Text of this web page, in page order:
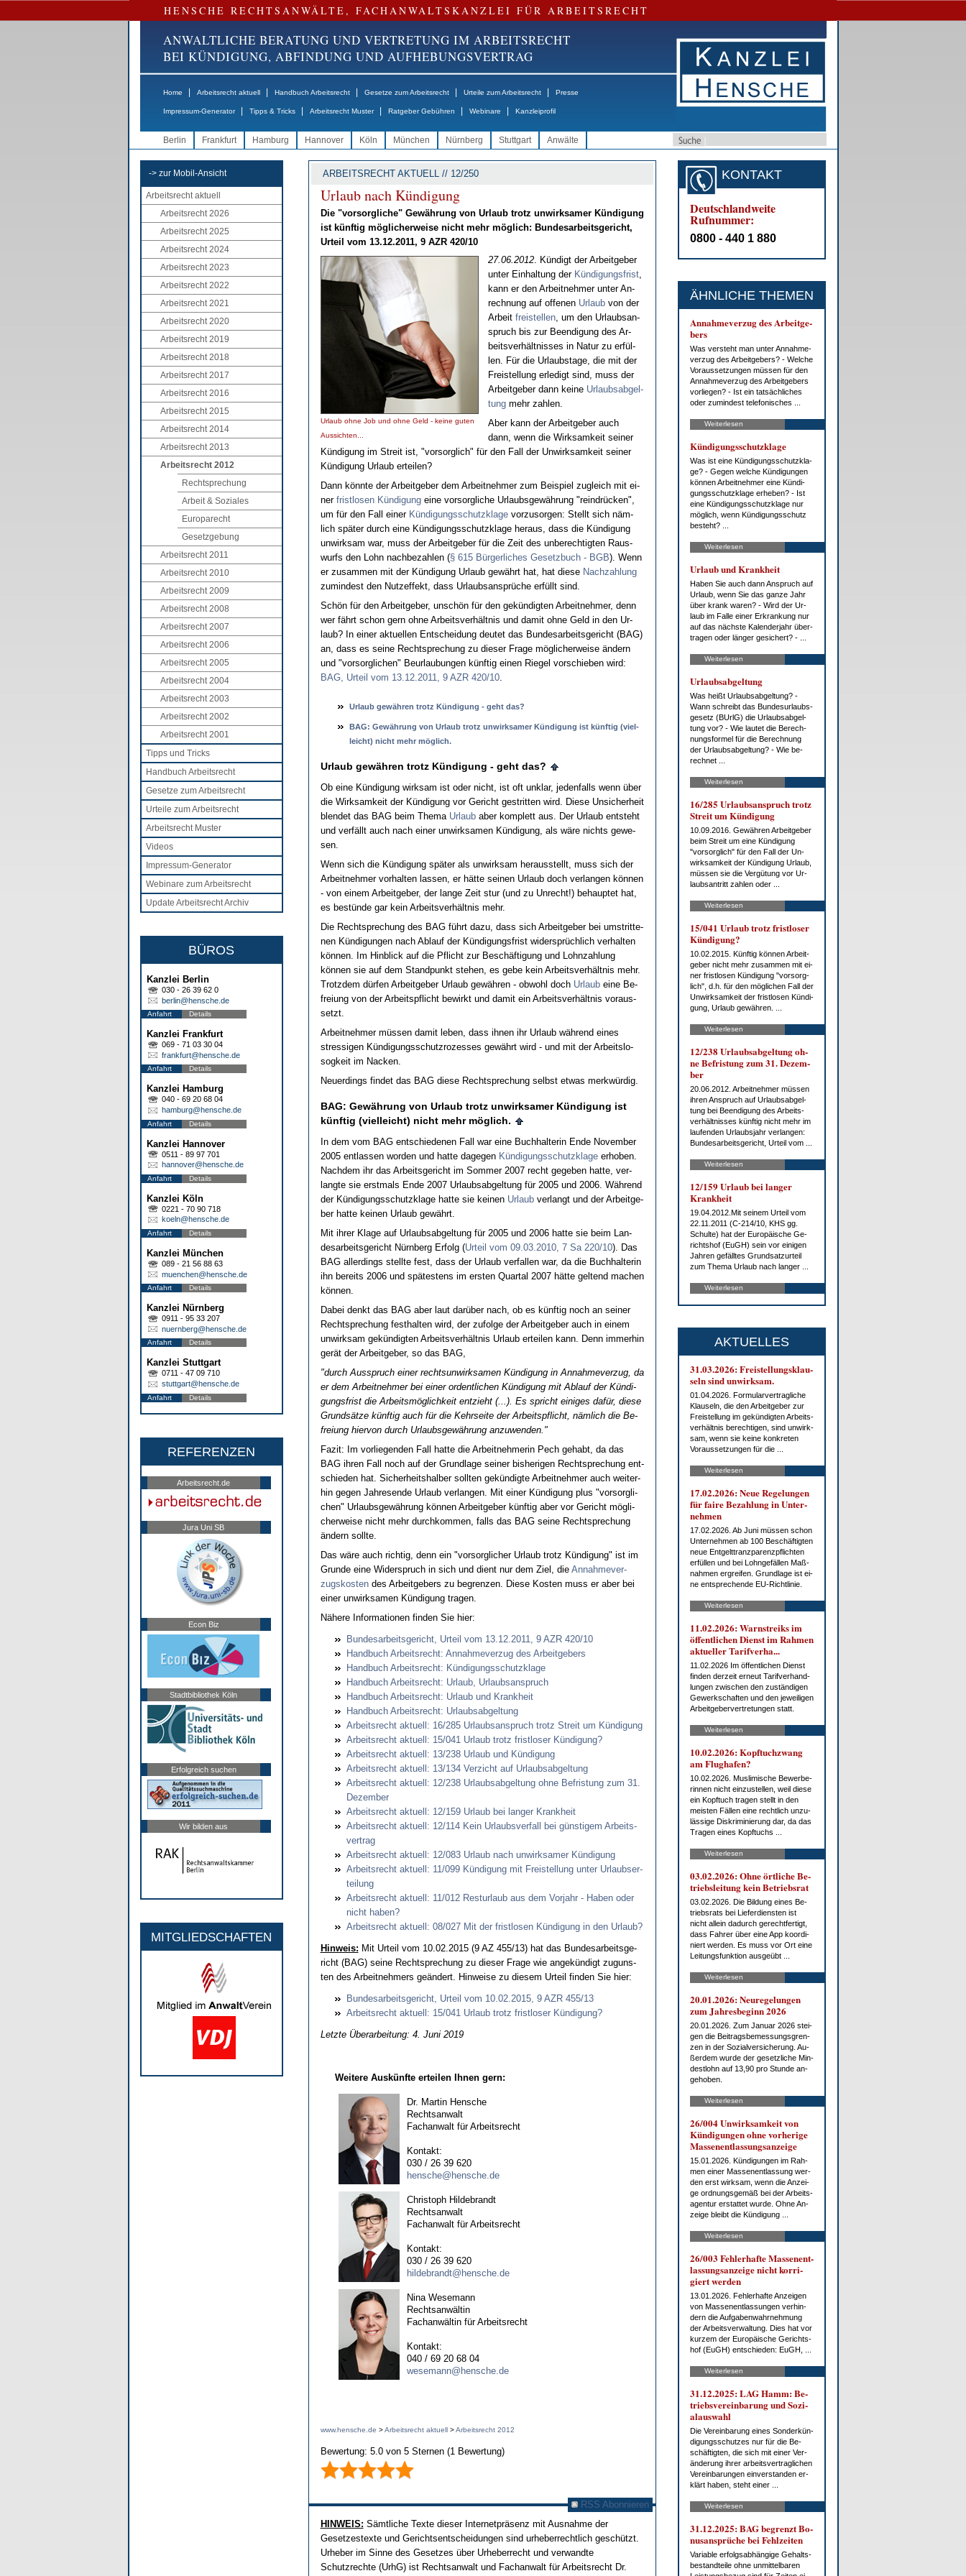
HENSCHE RECHTSANWÄLTE, FACHANWALTSKANZLEI FÜR ARBEITSRECHT
ANWALTLICHE BERATUNG UND VERTRETUNG IM ARBEITSRECHT
BEI KÜNDIGUNG, ABFINDUNG UND AUFHEBUNGSVERTRAG
Home Arbeitsrecht aktuell Handbuch Arbeitsrecht Gesetze zum Arbeitsrecht Urteile zum Arbeitsrecht Presse
Impressum-Generator Tipps & Tricks Arbeitsrecht Muster Ratgeber Gebühren Webinare Kanzleiprofil
Berlin Frankfurt Hamburg Hannover Köln München Nürnberg Stuttgart Anwälte
-> zur Mobil-Ansicht
Arbeitsrecht aktuell
Arbeitsrecht 2026
Arbeitsrecht 2025
Arbeitsrecht 2024
Arbeitsrecht 2023
Arbeitsrecht 2022
Arbeitsrecht 2021
Arbeitsrecht 2020
Arbeitsrecht 2019
Arbeitsrecht 2018
Arbeitsrecht 2017
Arbeitsrecht 2016
Arbeitsrecht 2015
Arbeitsrecht 2014
Arbeitsrecht 2013
Arbeitsrecht 2012
Rechtsprechung
Arbeit & Soziales
Europarecht
Gesetzgebung
Arbeitsrecht 2011
Arbeitsrecht 2010
Arbeitsrecht 2009
Arbeitsrecht 2008
Arbeitsrecht 2007
Arbeitsrecht 2006
Arbeitsrecht 2005
Arbeitsrecht 2004
Arbeitsrecht 2003
Arbeitsrecht 2002
Arbeitsrecht 2001
Tipps und Tricks
Handbuch Arbeitsrecht
Gesetze zum Arbeitsrecht
Urteile zum Arbeitsrecht
Arbeitsrecht Muster
Videos
Impressum-Generator
Webinare zum Arbeitsrecht
Update Arbeitsrecht Archiv
BÜROS
Kanzlei Berlin
030 - 26 39 62 0
berlin@hensche.de
Anfahrt Details
Kanzlei Frankfurt
069 - 71 03 30 04
frankfurt@hensche.de
Anfahrt Details
Kanzlei Hamburg
040 - 69 20 68 04
hamburg@hensche.de
Anfahrt Details
Kanzlei Hannover
0511 - 89 97 701
hannover@hensche.de
Anfahrt Details
Kanzlei Köln
0221 - 70 90 718
koeln@hensche.de
Anfahrt Details
Kanzlei München
089 - 21 56 88 63
muenchen@hensche.de
Anfahrt Details
Kanzlei Nürnberg
0911 - 95 33 207
nuernberg@hensche.de
Anfahrt Details
Kanzlei Stuttgart
0711 - 47 09 710
stuttgart@hensche.de
Anfahrt Details
REFERENZEN
Arbeitsrecht.de
Jura Uni SB
Econ Biz
Stadtbibliothek Köln
Erfolgreich suchen
Wir bilden aus
MITGLIEDSCHAFTEN
ARBEITSRECHT AKTUELL // 12/250
Ur­laub nach Kün­di­gung
Die "vor­sorg­li­che" Ge­wäh­rung von Ur­laub trotz un­wirk­sa­mer Kün­di­gung
ist künf­tig mög­li­cher­wei­se nicht mehr mög­lich: Bun­des­ar­beits­ge­richt,
Ur­teil vom 13.12.2011, 9 AZR 420/10
Ur­laub oh­ne Job und oh­ne Geld - kei­ne gu­ten
Aus­sich­ten...
27.06.2012. Kün­digt der Ar­beit­ge­ber
un­ter Ein­hal­tung der Kün­di­gungs­frist,
kann er den Ar­beit­neh­mer un­ter An­
rech­nung auf of­fe­nen Ur­laubvon der
Ar­beit frei­stel­len, um den Ur­laubs­an­
spruch bis zur Be­en­di­gung des Ar­
beits­ver­hält­nis­ses in Na­tur zu er­fül­
len. Für die Ur­laubs­ta­ge, die mit der
Frei­stel­lung er­le­digt sind, muss der
Ar­beit­ge­ber dann kei­ne Ur­laubs­ab­gel­
tungmehr zah­len.
Aber kann der Ar­beit­ge­ber auch
dann, wenn die Wirk­sam­keit sei­ner
Kün­di­gung im Streit ist, "vor­sorg­lich" für den Fall der Un­wirk­sam­keit sei­ner
Kün­di­gung Ur­laub er­tei­len?
Dann könn­te der Ar­beit­ge­ber dem Ar­beit­neh­mer zum Bei­spiel zu­gleich mit ei­
ner frist­lo­sen Kün­di­gungei­ne vor­sorg­li­che Ur­laubs­ge­wäh­rung "rein­drü­cken",
um für den Fall ei­ner Kün­di­gungs­schutz­kla­gevor­zu­sor­gen: Stellt sich näm­
lich spä­ter durch ei­ne Kün­di­gungs­schutz­kla­ge her­aus, dass die Kün­di­gung
un­wirk­sam war, muss der Ar­beit­ge­ber für die Zeit des un­be­rech­tig­ten Raus­
wurfs den Lohn nach­be­zah­len (§ 615 Bür­ger­li­ches Ge­setz­buch - BGB). Wenn
er zu­sam­men mit der Kün­di­gung Ur­laub ge­währt hat, hat die­se Nach­zah­lung
zu­min­dest den Nutz­ef­fekt, dass Ur­laubs­an­sprü­che er­füllt sind.
Schön für den Ar­beit­ge­ber, un­schön für den ge­kün­dig­ten Ar­beit­neh­mer, denn
wer fährt schon gern oh­ne Ar­beits­ver­hält­nis und da­mit oh­ne Geld in den Ur­
laub? In ei­ner ak­tu­el­len Ent­schei­dung deu­tet das Bun­des­ar­beits­ge­richt (BAG)
an, dass es sei­ne Recht­spre­chung zu die­ser Fra­ge mög­li­cher­wei­se än­dern
und "vor­sorg­li­chen" Be­ur­lau­bun­gen künf­tig ei­nen Rie­gel vor­schie­ben wird:
BAG, Ur­teil vom 13.12.2011, 9 AZR 420/10.
Ur­laub gewähren trotz Kündi­gung - geht das?
BAG: Gewährung von Ur­laub trotz un­wirk­sa­mer Kündi­gung ist künf­tig (viel­
leicht) nicht mehr möglich.
Ur­laub gewähren trotz Kündi­gung - geht das?
Ob ei­ne Kündi­gung wirk­sam ist oder nicht, ist oft un­klar, je­den­falls wenn über
die Wirk­sam­keit der Kündi­gung vor Ge­richt ge­strit­ten wird. Die­se Un­si­cher­heit
blen­det das BAG beim The­ma Ur­laubaber kom­plett aus. Der Ur­laub ent­steht
und verfällt auch nach ei­ner un­wirk­sa­men Kündi­gung, als wäre nichts ge­we­
sen.
Wenn sich die Kündi­gung später als un­wirk­sam her­aus­stellt, muss sich der
Ar­beit­neh­mer vor­hal­ten las­sen, er hätte sei­nen Ur­laub doch ver­lan­gen können
- von ei­nem Ar­beit­ge­ber, der lan­ge Zeit stur (und zu Un­recht!) be­haup­tet hat,
es bestünde gar kein Ar­beits­verhält­nis mehr.
Die Recht­spre­chung des BAG führt da­zu, dass sich Ar­beit­ge­ber bei um­strit­te­
nen Kündi­gun­gen nach Ab­lauf der Kündi­gungs­frist wi­dersprüchlich ver­hal­ten
können. Im Hin­blick auf die Pflicht zur Beschäfti­gung und Lohn­zah­lung
können sie auf dem Stand­punkt ste­hen, es ge­be kein Ar­beits­verhält­nis mehr.
Trotz­dem dürfen Ar­beit­ge­ber Ur­laub gewähren - ob­wohl doch Ur­laubei­ne Be­
frei­ung von der Ar­beits­pflicht be­wirkt und da­mit ein Ar­beits­verhält­nis vor­aus­
setzt.
Ar­beit­neh­mer müssen da­mit le­ben, dass ih­nen ihr Ur­laub während ei­nes
stres­si­gen Kündi­gungs­schutz­ro­zes­ses gewährt wird - und mit der Ar­beits­lo­
sog­keit im Na­cken.
Neu­er­dings fin­det das BAG die­se Recht­spre­chung selbst et­was merkwürdig.
BAG: Gewährung von Ur­laub trotz un­wirk­sa­mer Kündi­gung ist
künf­tig (viel­leicht) nicht mehr möglich.
In dem vom BAG ent­schie­de­nen Fall war ei­ne Buch­hal­te­rin En­de No­vem­ber
2005 ent­las­sen wor­den und hat­te da­ge­gen Kündi­gungs­schutz­kla­geer­ho­ben.
Nach­dem ihr das Ar­beits­ge­richt im Som­mer 2007 recht ge­ge­ben hat­te, ver­
lang­te sie erst­mals En­de 2007 Ur­laubs­ab­gel­tung für 2005 und 2006. Während
der Kündi­gungs­schutz­kla­ge hat­te sie kei­nen Ur­laubver­langt und der Ar­beit­ge­
ber hat­te kei­nen Ur­laub gewährt.
Mit ih­rer Kla­ge auf Ur­laubs­ab­gel­tung für 2005 und 2006 hat­te sie beim Lan­
des­ar­beits­ge­richt Nürn­berg Er­folg (Ur­teil vom 09.03.2010, 7 Sa 220/10). Das
BAG al­ler­dings stell­te fest, dass der Ur­laub ver­fal­len war, da die Buch­hal­te­rin
ihn be­reits 2006 und spätes­tens im ers­ten Quar­tal 2007 hätte gel­tend ma­chen
können.
Da­bei denkt das BAG aber laut darüber nach, ob es künf­tig noch an sei­ner
Recht­spre­chung fest­hal­ten wird, der zu­fol­ge der Ar­beit­ge­ber auch in ei­nem
un­wirk­sam gekündig­ten Ar­beits­verhält­nis Ur­laub er­tei­len kann. Denn im­mer­hin
gerät der Ar­beit­ge­ber, so das BAG,
"durch Aus­spruch ei­ner rechts­un­wirk­sa­men Kündi­gung in An­nah­me­ver­zug, da
er dem Ar­beit­neh­mer bei ei­ner or­dent­li­chen Kündi­gung mit Ab­lauf der Kündi­
gungs­frist die Ar­beitsmöglich­keit ent­zieht (...). Es spricht ei­ni­ges dafür, die­se
Grundsätze künf­tig auch für die Kehr­sei­te der Ar­beits­pflicht, nämlich die Be­
frei­ung hier­von durch Ur­laubs­gewährung an­zu­wen­den."
Fa­zit: Im vor­lie­gen­den Fall hat­te die Ar­beit­neh­me­rin Pech ge­habt, da das
BAG ih­ren Fall noch auf der Grund­la­ge sei­ner bis­he­ri­gen Recht­spre­chung ent­
schie­den hat. Si­cher­heits­hal­ber soll­ten gekündig­te Ar­beit­neh­mer auch wei­ter­
hin ge­gen Jah­res­en­de Ur­laub ver­lan­gen. Mit ei­ner Kündi­gung plus "vor­sorg­li­
chen" Ur­laubs­gewährung können Ar­beit­ge­ber künf­tig aber vor Ge­richt mögli­
cher­wei­se nicht mehr durch­kom­men, falls das BAG sei­ne Recht­spre­chung
ändern soll­te.
Das wäre auch rich­tig, denn ein "vor­sorg­li­cher Ur­laub trotz Kündi­gung" ist im
Grun­de ei­ne Wi­der­spruch in sich und dient nur dem Ziel, die An­nah­me­ver­
zugs­kos­tendes Ar­beit­ge­bers zu be­gren­zen. Die­se Kos­ten muss er aber bei
ei­ner un­wirk­sa­men Kündi­gung tra­gen.
Nähe­re In­for­ma­tio­nen fin­den Sie hier:
Bun­des­ar­beits­ge­richt, Ur­teil vom 13.12.2011, 9 AZR 420/10
Hand­buch Ar­beits­recht: An­nah­me­ver­zug des Ar­beit­ge­bers
Hand­buch Ar­beits­recht: Kündi­gungs­schutz­kla­ge
Hand­buch Ar­beits­recht: Ur­laub, Ur­laubs­an­spruch
Hand­buch Ar­beits­recht: Ur­laub und Krank­heit
Hand­buch Ar­beits­recht: Ur­laubs­ab­gel­tung
Ar­beits­recht ak­tu­ell: 16/285 Ur­laubs­an­spruch trotz Streit um Kündi­gung
Ar­beits­recht ak­tu­ell: 15/041 Ur­laub trotz frist­lo­ser Kündi­gung?
Ar­beits­recht ak­tu­ell: 13/238 Ur­laub und Kündi­gung
Ar­beits­recht ak­tu­ell: 13/134 Ver­zicht auf Ur­laubs­ab­gel­tung
Ar­beits­recht ak­tu­ell: 12/238 Ur­laubs­ab­gel­tung oh­ne Be­fris­tung zum 31.
De­zem­ber
Ar­beits­recht ak­tu­ell: 12/159 Ur­laub bei lan­ger Krank­heit
Ar­beits­recht ak­tu­ell: 12/114 Kein Ur­laubs­ver­fall bei güns­ti­gem Ar­beits­
ver­trag
Ar­beits­recht ak­tu­ell: 12/083 Ur­laub nach un­wirk­sa­mer Kündi­gung
Ar­beits­recht ak­tu­ell: 11/099 Kündi­gung mit Frei­stel­lung un­ter Ur­laubser­
tei­lung
Ar­beits­recht ak­tu­ell: 11/012 Rest­ur­laub aus dem Vor­jahr - Ha­ben oder
nicht ha­ben?
Ar­beits­recht ak­tu­ell: 08/027 Mit der frist­lo­sen Kündi­gung in den Ur­laub?
Hin­weis: Mit Ur­teil vom 10.02.2015 (9 AZ 455/13) hat das Bun­des­ar­beits­ge­
richt (BAG) sei­ne Recht­spre­chung zu die­ser Fra­ge wie an­gekündigt zu­guns­
ten des Ar­beit­neh­mers geändert. Hin­wei­se zu die­sem Ur­teil fin­den Sie hier:
Bun­des­ar­beits­ge­richt, Ur­teil vom 10.02.2015, 9 AZR 455/13
Ar­beits­recht ak­tu­ell: 15/041 Ur­laub trotz frist­lo­ser Kündi­gung?
Letzte Überarbeitung: 4. Juni 2019
Weitere Auskünfte erteilen Ihnen gern:
Dr. Martin Hensche
Rechtsanwalt
Fachanwalt für Arbeitsrecht
Kontakt:
030 / 26 39 620
hensche@hensche.de
Christoph Hildebrandt
Rechtsanwalt
Fachanwalt für Arbeitsrecht
Kontakt:
030 / 26 39 620
hildebrandt@hensche.de
Nina Wesemann
Rechtsanwältin
Fachanwältin für Arbeitsrecht
Kontakt:
040 / 69 20 68 04
wesemann@hensche.de
www.hensche.de >Arbeitsrecht aktuell >Arbeitsrecht 2012
Bewertung: 5.0von 5Sternen(1Bewertung)
RSS Abonnieren
HINWEIS: Sämtliche Texte dieser Internetpräsenz mit Ausnahme der
Gesetzestexte und Gerichtsentscheidungen sind urheberrechtlich geschützt.
Urheber im Sinne des Gesetzes über Urheberrecht und verwandte
Schutzrechte (UrhG) ist Rechtsanwalt und Fachanwalt für Arbeitsrecht Dr.
KONTAKT
Deutschlandweite
Rufnummer:
0800 - 440 1 880
ÄHNLICHE THEMEN
An­nah­me­ver­zug des Ar­beit­ge­
bers
Was ver­steht man un­ter An­nah­me­
ver­zug des Ar­beit­ge­bers? - Wel­che
Vor­aus­set­zun­gen müs­sen für den
An­nah­me­ver­zug des Ar­beit­ge­bers
vor­lie­gen? - Ist ein tat­säch­li­ches
oder zu­min­dest te­le­fo­ni­sches ...
Weiterlesen
Kün­di­gungs­schutz­kla­ge
Was ist ei­ne Kün­di­gungs­schutz­kla­
ge? - Ge­gen wel­che Kün­di­gun­gen
kön­nen Ar­beit­neh­mer ei­ne Kün­di­
gungs­schutz­kla­ge er­he­ben? - Ist
ei­ne Kün­di­gungs­schutz­kla­ge nur
mög­lich, wenn Kün­di­gungs­schutz
be­steht? ...
Weiterlesen
Ur­laub und Krank­heit
Ha­ben Sie auch dann An­spruch auf
Ur­laub, wenn Sie das gan­ze Jahr
über krank wa­ren? - Wird der Ur­
laub im Fal­le ei­ner Er­kran­kung nur
auf das nächs­te Ka­len­der­jahr über­
tra­gen oder län­ger ge­si­chert? - ...
Weiterlesen
Ur­laubs­ab­gel­tung
Was heißt Ur­laubs­ab­gel­tung? -
Wann schreibt das Bun­des­ur­laubs­
ge­setz (BUrlG) die Ur­laubs­ab­gel­
tung vor? - Wie lau­tet die Be­rech­
nungs­for­mel für die Be­rech­nung
der Ur­laubs­ab­gel­tung? - Wie be­
rech­net ...
Weiterlesen
16/285 Ur­laubs­an­spruch trotz
Streit um Kün­di­gung
10.09.2016. Ge­wäh­ren Ar­beit­ge­ber
beim Streit um ei­ne Kün­di­gung
"vor­sorg­lich" für den Fall der Un­
wirk­sam­keit der Kün­di­gung Ur­laub,
müs­sen sie die Ver­gü­tung vor Ur­
laubs­an­tritt zah­len oder ...
Weiterlesen
15/041 Ur­laub trotz frist­lo­ser
Kün­di­gung?
10.02.2015. Künf­tig kön­nen Ar­beit­
ge­ber nicht mehr zu­sam­men mit ei­
ner frist­lo­sen Kün­di­gung "vor­sorg­
lich", d.h. für den mög­li­chen Fall der
Un­wirk­sam­keit der frist­lo­sen Kün­di­
gung, Ur­laub ge­wäh­ren. ...
Weiterlesen
12/238 Ur­laubs­ab­gel­tung oh­
ne Be­fris­tung zum 31. De­zem­
ber
20.06.2012. Ar­beit­neh­mer müs­sen
ih­ren An­spruch auf Ur­laubs­ab­gel­
tung bei Be­en­di­gung des Ar­beits­
ver­hält­nis­ses künf­tig nicht mehr im
lau­fen­den Ur­laubs­jahr ver­lan­gen:
Bun­des­ar­beits­ge­richt, Ur­teil vom ...
Weiterlesen
12/159 Ur­laub bei lan­ger
Krank­heit
19.04.2012.Mit sei­nem Ur­teil vom
22.11.2011 (C-214/10, KHS gg.
Schul­te) hat der Eu­ro­päi­sche Ge­
richts­hof (EuGH) sein vor ei­ni­gen
Jah­ren ge­fäll­tes Grund­satz­ur­teil
zum The­ma Ur­laub nach lan­ger ...
Weiterlesen
AKTUELLES
31.03.2026: Frei­stel­lungs­klau­
seln sind un­wirk­sam.
01.04.2026. For­mu­lar­ver­trag­li­che
Klau­seln, die den Ar­beit­ge­ber zur
Frei­stel­lung im ge­kün­dig­ten Ar­beits­
ver­hält­nis be­rech­ti­gen, sind un­wirk­
sam, wenn sie kei­ne kon­kre­ten
Vor­aus­set­zun­gen für die ...
Weiterlesen
17.02.2026: Neue Re­ge­lun­gen
für fai­re Be­zah­lung in Un­ter­
neh­men
17.02.2026. Ab Ju­ni müs­sen schon
Un­ter­neh­men ab 100 Be­schäf­tig­ten
neue Ent­gelt­tranz­pa­renz­pflich­ten
er­fül­len und bei Lohn­ge­fäl­len Maß­
nah­men er­grei­fen. Grund­la­ge ist ei­
ne ent­spre­chen­de EU-Richt­li­nie.
Weiterlesen
11.02.2026: Warn­streiks im
öf­fent­li­chen Dienst im Rah­men
ak­tu­el­ler Ta­rif­ver­ha...
11.02.2026 Im öf­fent­li­chen Dienst
fin­den der­zeit er­neut Ta­rif­ver­hand­
lun­gen zwi­schen den zu­stän­di­gen
Ge­werk­schaf­ten und den je­wei­li­gen
Ar­beit­ge­ber­ver­tre­tun­gen statt.
Weiterlesen
10.02.2026: Kopf­tuch­zwang
am Flug­ha­fen?
10.02.2026. Mus­li­mi­sche Be­wer­be­
rin­nen nicht ein­zu­stel­len, weil die­se
ein Kopf­tuch tra­gen stellt in den
meis­ten Fäl­len ei­ne recht­lich un­zu­
läs­si­ge Dis­kri­mi­nie­rung dar, da das
Tra­gen ei­nes Kopf­tuchs ...
Weiterlesen
03.02.2026: Oh­ne ört­li­che Be­
triebs­lei­tung kein Be­triebs­rat
03.02.2026. Die Bil­dung ei­nes Be­
triebs­rats bei Lie­fer­diens­ten ist
nicht al­lein da­durch ge­recht­fer­tigt,
dass Fah­rer über ei­ne App ko­or­di­
niert wer­den. Es muss vor Ort ei­ne
Lei­tungs­funk­ti­on aus­ge­übt ...
Weiterlesen
20.01.2026: Neu­re­ge­lun­gen
zum Jah­res­be­ginn 2026
20.01.2026. Zum Ja­nu­ar 2026 stei­
gen die Bei­trags­be­mes­sungs­gren­
zen in der So­zi­al­ver­si­che­rung. Au­
ßer­dem wur­de der ge­setz­li­che Min­
dest­lohn auf 13,90 pro St­un­de an­
ge­ho­ben.
Weiterlesen
26/004 Un­wirk­sam­keit von
Kün­di­gun­gen oh­ne vor­he­ri­ge
Mas­sen­ent­las­sungs­an­zei­ge
15.01.2026. Kün­di­gun­gen im Rah­
men ei­ner Mas­sen­ent­las­sung wer­
den erst wirk­sam, wenn die An­zei­
ge ord­nungs­ge­mäß bei der Ar­beits­
agen­tur er­stat­tet wur­de. Oh­ne An­
zei­ge bleibt die Kün­di­gung ...
Weiterlesen
26/003 Feh­ler­haf­te Mas­sen­ent­
las­sungs­an­zei­ge nicht kor­ri­
giert wer­den
13.01.2026. Feh­ler­haf­te An­zei­gen
von Mas­sen­ent­las­sun­gen ver­hin­
dern die Auf­ga­ben­wahr­neh­mung
der Ar­beits­ver­wal­tung. Dies hat vor
kur­zem der Eu­ro­päi­sche Ge­richts­
hof (EuGH) ent­schie­den: EuGH, ...
Weiterlesen
31.12.2025: LAG Hamm: Be­
triebs­ver­ein­ba­rung und So­zi­
al­aus­wahl
Die Ver­ein­ba­rung ei­nes Son­der­kün­
di­gungs­schut­zes nur für die Be­
schäf­tig­ten, die sich mit ei­ner Ver­
än­de­rung ih­rer ar­beits­ver­trag­li­chen
Ver­ein­ba­run­gen ein­ver­stan­den er­
klärt ha­ben, steht ei­ner ...
Weiterlesen
31.12.2025: BAG be­grenzt Bo­
nus­an­sprü­che bei Fehl­zei­ten
Va­ria­ble er­folgs­ab­hän­gi­ge Ge­halts­
be­stand­tei­le oh­ne un­mit­tel­ba­ren